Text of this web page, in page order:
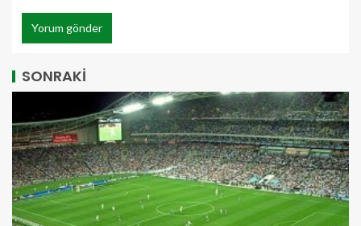
SONRAKİ